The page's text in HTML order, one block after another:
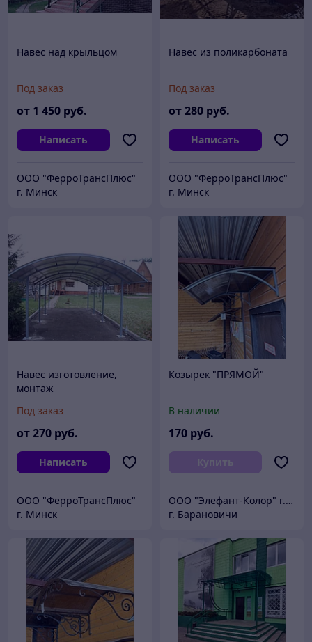
Навес над крыльцом
Под заказ
от 1 450 руб.
Написать
ООО "ФерроТрансПлюс"
г. Минск
Навес из поликарбоната
Под заказ
от280 руб.
Написать
ООО "ФерроТрансПлюс"
г. Минск
Навес изготовление,
монтаж
Под заказ
от270 руб.
Написать
ООО "ФерроТрансПлюс"
г. Минск
Козырек "ПРЯМОЙ"
В наличии
170 руб.
Купить
ООО "Элефант-Колор" г.Барановичи ул.Пролетарская 46
г. Барановичи